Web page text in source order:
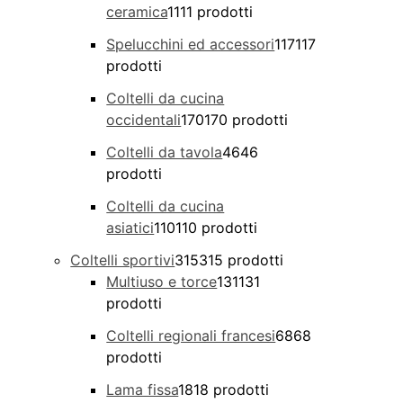
ceramica1111 prodotti
Spelucchini ed accessori117117
prodotti
Coltelli da cucina
occidentali170170 prodotti
Coltelli da tavola4646
prodotti
Coltelli da cucina
asiatici110110 prodotti
Coltelli sportivi315315 prodotti
Multiuso e torce131131
prodotti
Coltelli regionali francesi6868
prodotti
Lama fissa1818 prodotti